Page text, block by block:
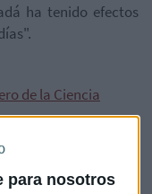
para nosotros
ha tenido efectos
de la Ciencia